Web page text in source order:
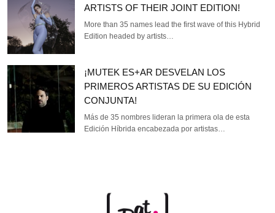
ARTISTS OF THEIR JOINT EDITION!
More than 35 names lead the first wave of this Hybrid
Edition headed by artists…
¡MUTEK ES+AR DESVELAN LOS
PRIMEROS ARTISTAS DE SU EDICIÓN
CONJUNTA!
Más de 35 nombres lideran la primera ola de esta
Edición Híbrida encabezada por artistas…